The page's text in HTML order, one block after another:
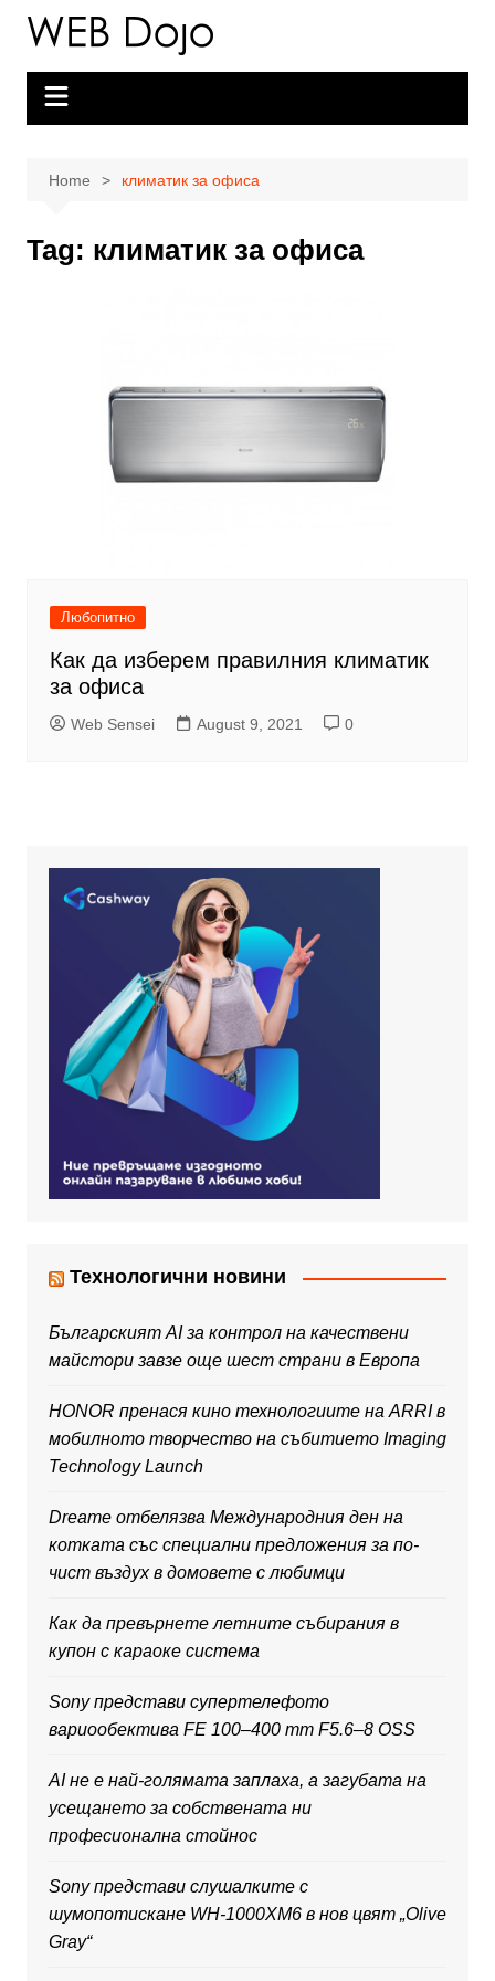
Skip
content
Home климатик за офиса
Tag: климатик за офиса
Любопитно
Как да изберем правилния климатик
за офиса
Web Sensei August 9, 2021 0
Технологични новини
Българският AI за контрол на качествени
майстори завзе още шест страни в Европа
HONOR пренася кино технологиите на ARRI в
мобилното творчество на събитието Imaging
Technology Launch
Dreame отбелязва Международния ден на
котката със специални предложения за по-
чист въздух в домовете с любимци
Как да превърнете летните събирания в
купон с караоке система
Sony представи супертелефото
вариообектива FE 100–400 mm F5.6–8 OSS
AI не е най-голямата заплаха, а загубата на
усещането за собствената ни
професионална стойнос
Sony представи слушалките с
шумопотискане WH-1000XM6 в нов цвят „Olive
Gray“